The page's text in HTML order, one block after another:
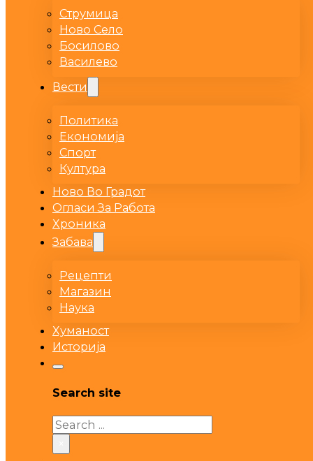
Струмица
Ново Село
Босилово
Василево
Вести
Политика
Економија
Спорт
Култура
Ново Во Градот
Огласи За Работа
Хроника
Забава
Рецепти
Магазин
Наука
Хуманост
Историја
Search site
Search